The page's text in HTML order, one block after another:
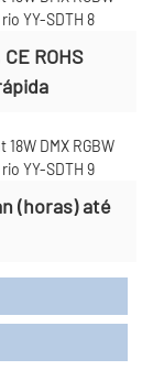
ROHS
(horas) até